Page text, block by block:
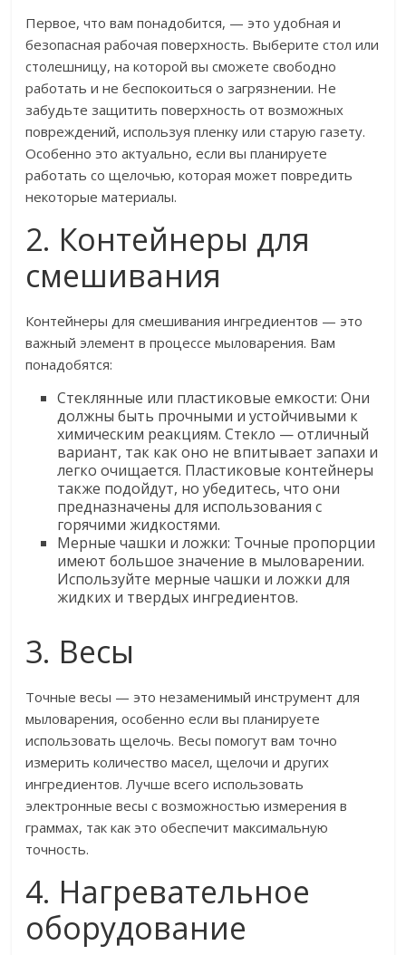
Первое, что вам понадобится, — это удобная и
безопасная рабочая поверхность. Выберите стол или
столешницу, на которой вы сможете свободно
работать и не беспокоиться о загрязнении. Не
забудьте защитить поверхность от возможных
повреждений, используя пленку или старую газету.
Особенно это актуально, если вы планируете
работать со щелочью, которая может повредить
некоторые материалы.
2. Контейнеры для
смешивания
Контейнеры для смешивания ингредиентов — это
важный элемент в процессе мыловарения. Вам
понадобятся:
Стеклянные или пластиковые емкости: Они
должны быть прочными и устойчивыми к
химическим реакциям. Стекло — отличный
вариант, так как оно не впитывает запахи и
легко очищается. Пластиковые контейнеры
также подойдут, но убедитесь, что они
предназначены для использования с
горячими жидкостями.
Мерные чашки и ложки: Точные пропорции
имеют большое значение в мыловарении.
Используйте мерные чашки и ложки для
жидких и твердых ингредиентов.
3. Весы
Точные весы — это незаменимый инструмент для
мыловарения, особенно если вы планируете
использовать щелочь. Весы помогут вам точно
измерить количество масел, щелочи и других
ингредиентов. Лучше всего использовать
электронные весы с возможностью измерения в
граммах, так как это обеспечит максимальную
точность.
4. Нагревательное
оборудование